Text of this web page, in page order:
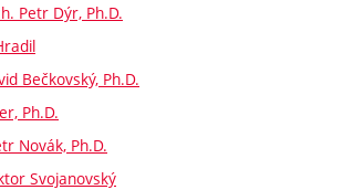
Petr Dýr, Ph.D.
Bečkovský, Ph.D.
Ph.D.
Novák, Ph.D.
Svojanovský